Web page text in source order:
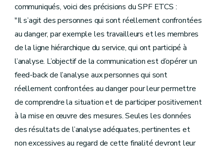
communiqués, voici des précisions du SPF ETCS :
"Il s’agit des personnes qui sont réellement confrontées
au danger, par exemple les travailleurs et les membres
de la ligne hiérarchique du service, qui ont participé à
l’analyse. L’objectif de la communication est d’opérer un
feed-back de l’analyse aux personnes qui sont
réellement confrontées au danger pour leur permettre
de comprendre la situation et de participer positivement
à la mise en œuvre des mesures. Seules les données
des résultats de l’analyse adéquates, pertinentes et
non excessives au regard de cette finalité devront leur